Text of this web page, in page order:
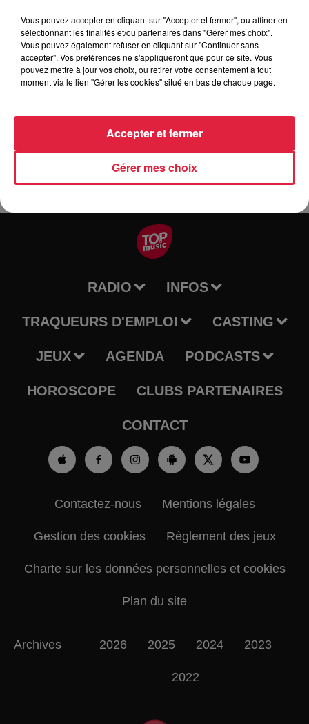
L'ASB Schirmeck - La Broque organise une brocante autour
du stade le samedi 5 septembre 2020 de 7h à 17h. Une
petite restauration sera proposée sur place. Tarif pour les
RADIO INFOS
TRAQUEURS D'EMPLOI CASTING
JEUX AGENDA PODCASTS
HOROSCOPE CLUBS PARTENAIRES
CONTACT
Contactez-nous Mentions légales
Gestion des cookies Règlement des jeux
Charte sur les données personnelles et cookies
Plan du site
Archives 2026 2025 2024 2023
2022
Vous pouvez accepter en cliquant sur "Accepter et fermer", ou affiner en
sélectionnant les finalités et/ou partenaires dans "Gérer mes choix".
Vous pouvez également refuser en cliquant sur "Continuer sans
accepter". Vos préférences ne s'appliqueront que pour ce site. Vous
pouvez mettre à jour vos choix, ou retirer votre consentement à tout
moment via le lien "Gérer les cookies" situé en bas de chaque page.
Gérer mes choix
Accepter et fermer